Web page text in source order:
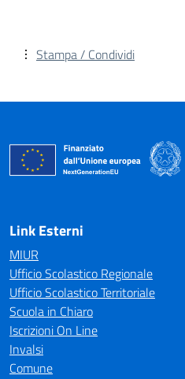
Stampa / Condividi
Link Esterni
MIUR
Ufficio Scolastico Regionale
Ufficio Scolastico Territoriale
Scuola in Chiaro
Iscrizioni On Line
Invalsi
Comune